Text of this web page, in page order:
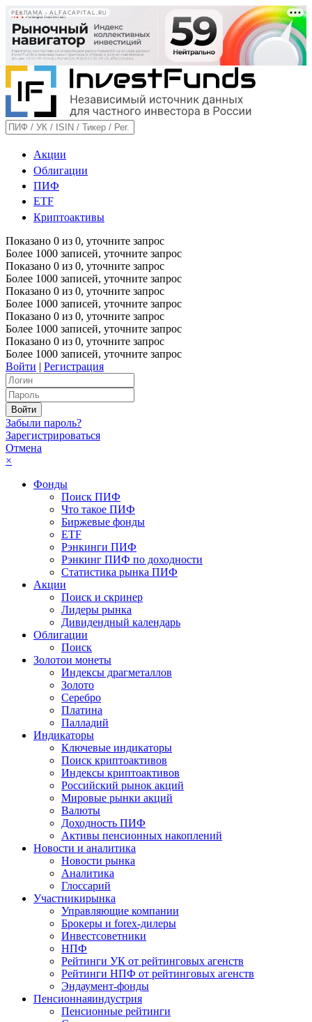
РЕКЛАМА • ALFACAPITAL.RU
Акции
Облигации
ПИФ
ETF
Криптоактивы
Показано 0 из 0, уточните запрос
Более 1000 записей, уточните запрос
Показано 0 из 0, уточните запрос
Более 1000 записей, уточните запрос
Показано 0 из 0, уточните запрос
Более 1000 записей, уточните запрос
Показано 0 из 0, уточните запрос
Более 1000 записей, уточните запрос
Показано 0 из 0, уточните запрос
Более 1000 записей, уточните запрос
Войти | Регистрация
Забыли пароль?
Зарегистрироваться
Отмена
×
Фонды
Поиск ПИФ
Что такое ПИФ
Биржевые фонды
ETF
Рэнкинги ПИФ
Рэнкинг ПИФ по доходности
Статистика рынка ПИФ
Акции
Поиск и скринер
Лидеры рынка
Дивидендный календарь
Облигации
Поиск
Золотои монеты
Индексы драгметаллов
Золото
Серебро
Платина
Палладий
Индикаторы
Ключевые индикаторы
Поиск криптоактивов
Индексы криптоактивов
Российский рынок акций
Мировые рынки акций
Валюты
Доходность ПИФ
Активы пенсионных накоплений
Новости и аналитика
Новости рынка
Аналитика
Глоссарий
Участникирынка
Управляющие компании
Брокеры и forex-дилеры
Инвестсоветники
НПФ
Рейтинги УК от рейтинговых агенств
Рейтинги НПФ от рейтинговых агенств
Эндаумент-фонды
Пенсионнаяиндустрия
Пенсионные рейтинги